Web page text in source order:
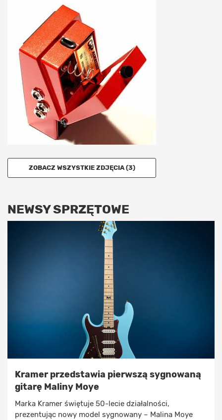
ZOBACZ WSZYSTKIE ZDJĘCIA (3)
NEWSY SPRZĘTOWE
Kramer przedstawia pierwszą sygnowaną
gitarę Maliny Moye
Marka Kramer świętuje 50-lecie działalności,
prezentując nowy model sygnowany – Malina Moye